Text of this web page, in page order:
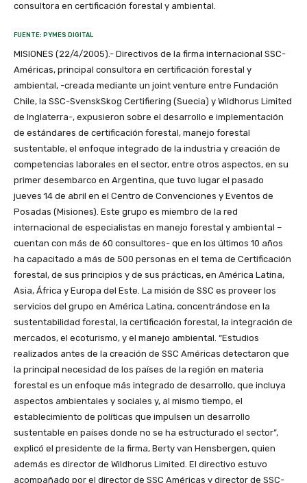
consultora en certificación forestal y ambiental.
FUENTE: PYMES DIGITAL
MISIONES (22/4/2005).- Directivos de la firma internacional SSC-Américas, principal consultora en certificación forestal y ambiental, -creada mediante un joint venture entre Fundación Chile, la SSC-SvenskSkog Certifiering (Suecia) y Wildhorus Limited de Inglaterra-, expusieron sobre el desarrollo e implementación de estándares de certificación forestal, manejo forestal sustentable, el enfoque integrado de la industria y creación de competencias laborales en el sector, entre otros aspectos, en su primer desembarco en Argentina, que tuvo lugar el pasado jueves 14 de abril en el Centro de Convenciones y Eventos de Posadas (Misiones). Este grupo es miembro de la red internacional de especialistas en manejo forestal y ambiental –cuentan con más de 60 consultores- que en los últimos 10 años ha capacitado a más de 500 personas en el tema de Certificación forestal, de sus principios y de sus prácticas, en América Latina, Asia, África y Europa del Este. La misión de SSC es proveer los servicios del grupo en América Latina, concentrándose en la sustentabilidad forestal, la certificación forestal, la integración de mercados, el ecoturismo, y el manejo ambiental. “Estudios realizados antes de la creación de SSC Américas detectaron que la principal necesidad de los países de la región en materia forestal es un enfoque más integrado de desarrollo, que incluya aspectos ambientales y sociales y, al mismo tiempo, el establecimiento de políticas que impulsen un desarrollo sustentable en países donde no se ha estructurado el sector”, explicó el presidente de la firma, Berty van Hensbergen, quien además es director de Wildhorus Limited. El directivo estuvo acompañado por el director de SSC Américas y director de SSC-SvenskSkog Certifiering (Suecia), Klas Bengtsson; María Inés Miranda, gerente de SSC Américas y directora técnica del Proyecto Sistema de Certificación Forestal Chileno (Certfor), con experiencia en desarrollo e implementación de estándares de certificación; Cristian Arenas, director del Programa de Certificación de Competencias Laborales de SSC Américas y Fundación Chile; y Pamela Reyes, coordinadora Técnica de SSC Américas. En la oportunidad, Miranda se refirió al caso chileno, y cómo consensuaron un estándar nacional de Certificación que hoy es líder en su país, mientras que Arenas desarrolló el tema de Certificación de Competencias Laborales, haciendo referencia a la realidad del noreste argentino tanto en el sector primario forestal como el industrial, haciendo hincapié en las pérdidas y grandes costos que significa la falta de preparación por parte de las empresas de sus recursos humanos, así como la generación de un ambiente laboral favorable. En tanto, Klas Bengtsson, director SSC-SvenskSkog Certifiering, experto en integración de la industria forestal con experiencia en Suecia, África, Sudamérica y Sudeste Asiático; se refirió al modelo de gestión integrado (bosque, industria y mercado) para la optimización de la producción industrial. El encuentro contó con la concurrencia de técnicos del IRAM (organismo argentino dedicado a la Normalización y Certificación de Productos y Sistemas); funcionarios del Ministerio de Trabajo de la Nación, de la Secretaría de Agricultura, el ministro del Agro y Producción de Misiones, Alex Ziegler; funcionarios del Ministerio de Ecología de Misiones; autoridades y representantes de la Asociación Forestal Argentina así como de la regional NEA de esta entidad; referentes de la Asociación Forestal Mesopotámica, directivos de las principales empresas del sector de las provincias de Buenos Aires, Entre Ríos, Corrientes, Chaco y Misiones, entre otras. Además de productores y profesionales del medio. subtitulo/Manejo sustentable/subtitulo El concepto de la sustentabilidad forestal, para SSC se relaciona con el uso de la tierra y con la asignación de recursos naturales. No se trata solamente de proteger los bosques. “Por lo tanto, para un buen manejo de deben contemplar aspectos económicos (organización del negocio, acceso al mercado, protección forestal, etc); ambientales (biodiversidad, paisaje, evaluación de impacto ambiental, planificación del manejo para reservas forestales y áreas de protección); y sociales (derecho y organización de los trabajadores, comunidades indígenas, manejo forestal comunitario, etc)”, explicaron. En tanto, para la Certificación los aspectos a considerar son los organizacionales y políticos. “Además, la certificación de sustentabilidad forestal es un concepto distinto al manejo forestal sustentable, dado que gran parte de éste último no se encuentran certificadas. Algunos bosques certificados no son sustentables. “El objetivo de la Certificación es fomentar el manejo forestal sustentable, al proveerle con el reconocimiento al mercado. Se supone que el reconocimiento por el mercado entrega beneficios económicos para los bosques”, remarcó Berty van Hensbergen. En cuanto a los riesgos, aseguró que “en un bosque sustentable los riesgos futuros para el bosque están bajo control, tanto económicos, sociales, ambientales. Hay que lograr que las empresas sean rentables, pero también aceptables socialmente y desde el punto de vista ambiental. SSC ofrece servicios de asesoría para asegurar que todos estos aspectos sean controlados y minimizados, pero de una manera que para las empresas también sean rentables y con una producción de alto valor”, señaló. subtitulo/La empresa/subtitulo SSC se conformó con el fin de proveer servicios de consultoría especializada en Gestión Ambiental y Forestal Sustentable a Chile y América Latina, y en agosto de 2004 comenzó sus actividades la nueva empresa consultora forestal SSC Americas. La entidad, de carácter privado, es producto de un joint venture entre Fundación Chile, la empresa sueca SSC-SvenskSkog Certifiering y Wildhorus Limited de Inglaterra, constituyéndose con recursos adjudicados por el Fondo Chile-Suecia de Corfo. Cabe destacar la vasta experiencia en manejo forestal sustentable que poseen las tres empresas socias de esta nueva entidad: Fundación Chile, por ejemplo, participó activamente en la creación del Estándar Nacional de Certificación Forestal Chileno (Certfor), sello que en octubre pasado fue reconocido internacionalmente por el PEFC (Programme for the Endorsment of Forest Certification) y se constituyó como el primer sello no europeo reconocido por este sistema. Por su parte, SSC-SvenskSkog Certifiering, reconocida consultora forestal sueca, ha prestado servicios de asesorías a empresas forestales y cuerpos certificadores a nivel mundial. Sus áreas de acción se concentran en Asia, África y América Latina, donde además participó en proyectos de desarrollo financiados por la Agencia Sueca de Cooperación Internacional y el International Development Bank. Es líder en programas internacionales de capacitación sobre sustentabilidad forestal; durante diez años desarrolló el International Programme for Forest Certification. Mientras que Wildhorus, con base en Inglaterra, tiene una amplia experiencia en manejo de vida silvestre y ecoturismo, y ha apoyado también fuertemente a diferentes naciones en el desarrollo de criterios e indicadores de manejo forestal sustentable, entre ellos Ecuador, China y ocho países de África, con consultores presentes en varios procesos de certificación forestal. subtitulo/En Misiones/subtitulo En su paso por Misiones, principal provincia forestal e industrial del país (con más de 330 mil hectáreas de bosques implantados y el 75% de la producción industrial forestal del país), los directivos de SSC Américas mantuvieron importantes reuniones con distintos actores. De esta manera, luego de su presentación compartieron un almuerzo de trabajo con funcionarios del Ministerio de Trabajo de la Nación, oportunidad en la que ofrecieron la experiencia chilena para el desarrollo del programa de Certificación de Competencias Laborales, que aún está en pleno proceso de elaboración por las autoridades nacionales con el aporte de la Asociación Forestal Argentina (AFOA). En la oportunidad también mantuvieron un encuentro con el director de Recursos Forestales de Corrientes, Luis Mestres, con quien analizaron el potencial de esa provincia en el manejo forestal, y la necesidad de promover el desarrollo integral del sector, dado la necesidad de Corrientes de atraer inversiones industriales. Posteriormente, se reunieron con el secretario del Congreso Forestal Argentino y Latinoamericano, Jorge Scarpa (Papel Prensa), quien les presentó la jornada forestal internacional que se llevará a cabo del 6 al 9 de septiembre en la ciudad de Corrientes, lo cual resultó de gran interés para los directivos de SSC Américas, dado que se espera una importante concurrencia de empresarios, investigadores, profesionales y autoridades gubernamentales en dicho encuentro. Seguidamente, fueron recibidos por el ministro del Agro y la Producción de Misiones, Alex Ziegler, quien brindó un panorama de la actividad agropecuaria y forestal en la provincia, así como de los principales lineamientos de la actual política de Estado para el sector. En ese sentido, el titular de la cartera agraria explicó el insipiente desarrollo de los productos orgánicos en la provincia, y la necesidad de profundizar el trabajo en la adquisición de certificaciones internacionales que permitan el acceso a mercados como el Europeo, por lo cual invitó a la empresa a mantener un contacto fluido para el avance en estos temas. En tanto que el viernes, continuaron la agenda con una visita a las instalaciones de la empresa Bosques del Plata, donde fueron recibidos por el gerente ing. Sergio Alvarez Muñoz y especialistas de la firma, que luego de hacer una breve presentación los invitaron a realizar un recorrido por el vivero forestal, exhibiendo las últimas tecnologías incorporadas a la firma. Por su parte, Alvarez Muñoz manifestó su preocupación por la necesidad del desarrollo de estándares de certificación propios en Argentina, iniciati